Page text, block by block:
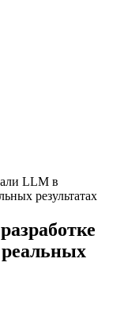
LLM в
результатах